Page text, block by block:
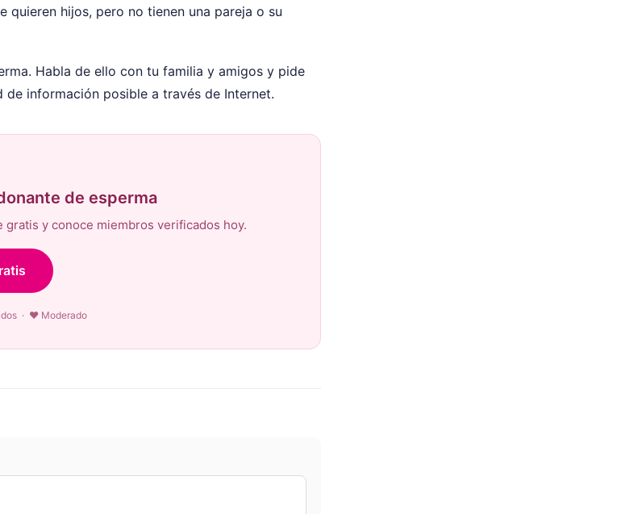
quieren hijos, pero no tienen una pareja o su
Habla de ello con tu familia y amigos y pide
información posible a través de Internet.
de esperma
y conoce miembros verificados hoy.
· ♥ Moderado